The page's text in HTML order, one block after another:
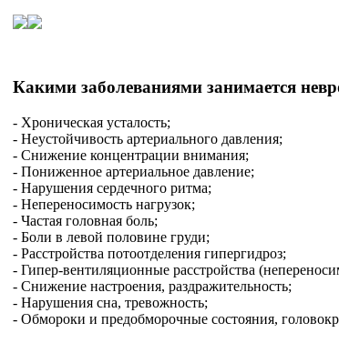
Какими заболеваниями занимается
- Хроническая усталость;
- Неустойчивость артериального давления;
- Снижение концентрации внимания;
- Пониженное артериальное давление;
- Нарушения сердечного ритма;
- Непереносимость нагрузок;
- Частая головная боль;
- Боли в левой половине груди;
- Расстройства потоотделения гипергидроз;
- Гипер-вентиляционные расстройства
- Снижение настроения, раздражительность;
- Нарушения сна, тревожность;
- Обмороки и предобморочные состояния,